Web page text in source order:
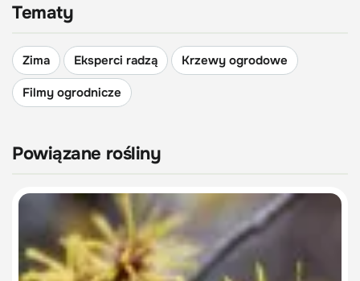
Tematy
Zima Eksperci radzą
Krzewy ogrodowe
Filmy ogrodnicze
Powiązane rośliny